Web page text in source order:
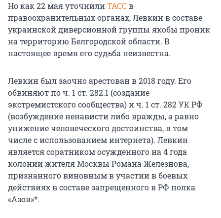
Но как 22 мая уточнилиТАССв
правоохранительных органах, Левкин в составе
украинской диверсионной группы якобы проник
на территорию Белгородской области. В
настоящее время его судьба неизвестна.
Левкин был заочно арестован в 2018 году. Его
обвиняют по ч. 1 ст. 282.1 (создание
экстремистского сообщества) и ч. 1 ст. 282 УК РФ
(возбуждение ненависти либо вражды, а равно
унижение человеческого достоинства, в том
числе с использованием интернета). Левкин
является соратником осужденного на 4 года
колонии жителя Москвы Романа Железнова,
признанного виновным в участии в боевых
действиях в составе запрещенного в РФ полка
«Азов»*.